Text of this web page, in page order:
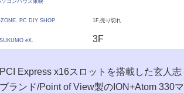
ソコンハウス東映
ZONE. PC DIY SHOP 1F,売り切れ
eX. 3F
Express x16スロットを搭載した玄人志
ランド/Point of View製のION+Atom 330マ